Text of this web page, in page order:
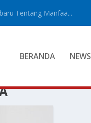
Tentang Manfaa...
BERANDA NEWS